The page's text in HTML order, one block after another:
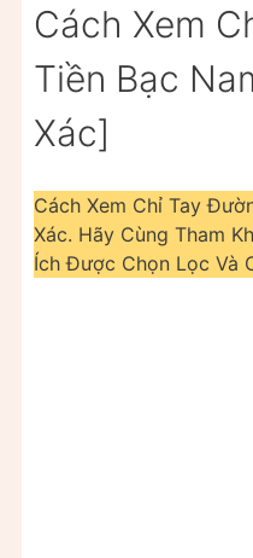
Cách Xem
Tiền Bạc
Xác]
Cách Xem Chỉ Tay
Xác. Hãy Cùng Tham
Ích Được Chọn Lọc Và